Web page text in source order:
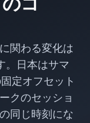
関わる変化は
。日本はサマ
定オフセット
クのセッショ
同じ時刻にな